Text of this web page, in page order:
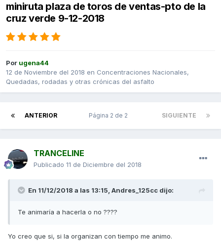
miniruta plaza de toros de ventas-pto de la
cruz verde 9-12-2018
Por ugena44
12 de Noviembre del 2018 en Concentraciones Nacionales,
Quedadas, rodadas y otras crónicas del asfalto
ANTERIOR SIGUIENTE
Página 2 de 2
TRANCELINE
Publicado 11 de Diciembre del 2018
En 11/12/2018 a las 13:15, Andres_125cc dijo:
Te animaría a hacerla o no ????
Yo creo que si, si la organizan con tiempo me animo.